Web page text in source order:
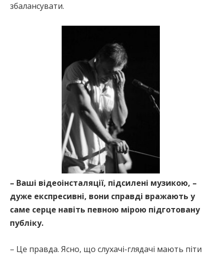
збалансувати.
– Ваші відеоінсталяції, підсилені музикою, –
дуже експресивні, вони справді вражають у
саме серце навіть певною мірою підготовану
публіку.
– Це правда. Ясно, що слухачі-глядачі мають піти